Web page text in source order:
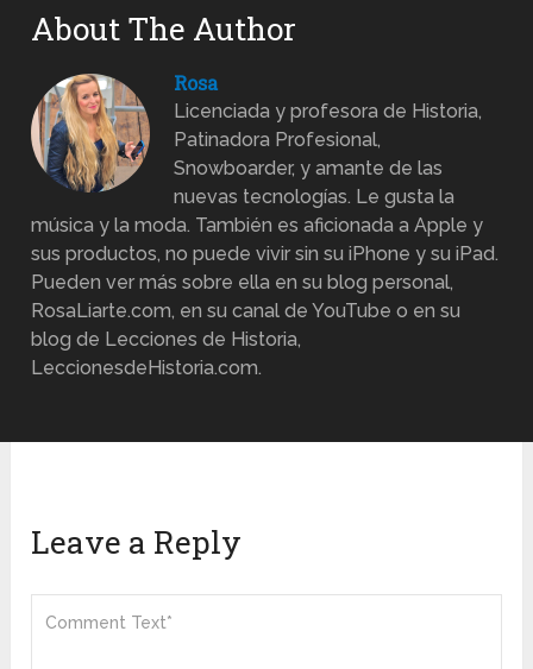
About The Author
Rosa
Licenciada y profesora de Historia,
Patinadora Profesional,
Snowboarder, y amante de las
nuevas tecnologías. Le gusta la
música y la moda. También es aficionada a Apple y
sus productos, no puede vivir sin su iPhone y su iPad.
Pueden ver más sobre ella en su blog personal,
RosaLiarte.com, en su canal de YouTube o en su
blog de Lecciones de Historia,
LeccionesdeHistoria.com.
Leave a Reply